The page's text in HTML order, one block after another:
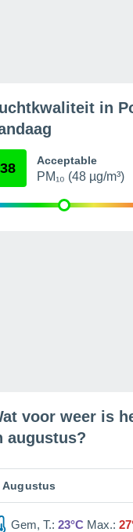
in
38 Acceptable
PM₁₀ (48 µg/m³)
voor weer is
augustus?
Augustus
Gem, T.: 23°C Max.: